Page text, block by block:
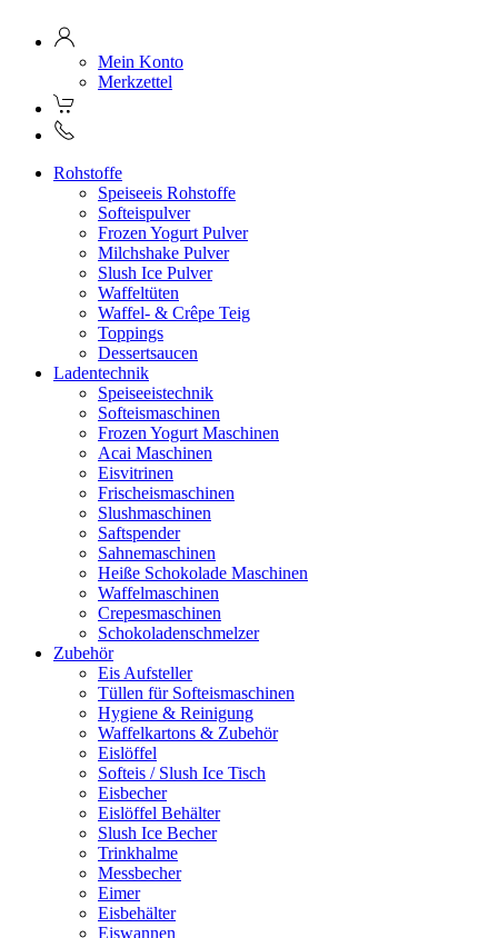
Mein Konto
Merkzettel
Rohstoffe
Speiseeis Rohstoffe
Softeispulver
Frozen Yogurt Pulver
Milchshake Pulver
Slush Ice Pulver
Waffeltüten
Waffel- & Crêpe Teig
Toppings
Dessertsaucen
Ladentechnik
Speiseeistechnik
Softeismaschinen
Frozen Yogurt Maschinen
Acai Maschinen
Eisvitrinen
Frischeismaschinen
Slushmaschinen
Saftspender
Sahnemaschinen
Heiße Schokolade Maschinen
Waffelmaschinen
Crepesmaschinen
Schokoladenschmelzer
Zubehör
Eis Aufsteller
Tüllen für Softeismaschinen
Hygiene & Reinigung
Waffelkartons & Zubehör
Eislöffel
Softeis / Slush Ice Tisch
Eisbecher
Eislöffel Behälter
Slush Ice Becher
Trinkhalme
Messbecher
Eimer
Eisbehälter
Eiswannen